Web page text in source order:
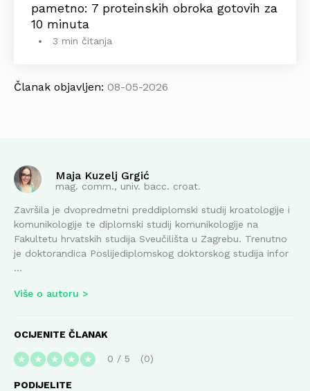
pametno: 7 proteinskih obroka gotovih za
10 minuta
3 min čitanja
Članak objavljen: 08-05-2026
Maja Kuzelj Grgić
mag. comm., univ. bacc. croat.
Završila je dvopredmetni preddiplomski studij kroatologije i
komunikologije te diplomski studij komunikologije na
Fakultetu hrvatskih studija Sveučilišta u Zagrebu. Trenutno
je doktorandica Poslijediplomskog doktorskog studija infor
...
Više o autoru
OCIJENITE ČLANAK
★ ★ ★ ★ ★ 0 / 5 0
PODIJELITE